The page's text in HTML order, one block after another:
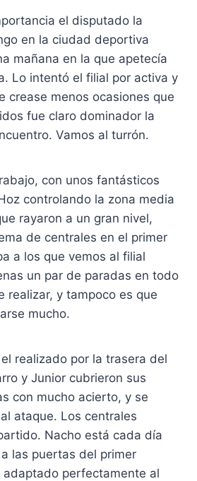
el disputado la
en la ciudad deportiva
mañana en la que apetecía
Lo intentó el filial por activa y
crease menos ocasiones que
fue claro dominador la
Vamos al turrón.
con unos fantásticos
controlando la zona media
rayaron a un gran nivel,
de centrales en el primer
a los que vemos al filial
un par de paradas en todo
realizar, y tampoco es que
mucho.
realizado por la trasera del
y Junior cubrieron sus
con mucho acierto, y se
ataque. Los centrales
Nacho está cada día
las puertas del primer
adaptado perfectamente al